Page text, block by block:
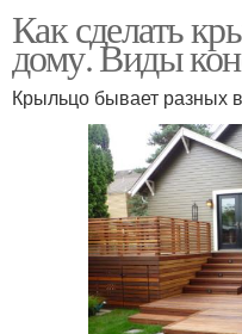
Как сделать
дому. Виды
Крыльцо бывает разных